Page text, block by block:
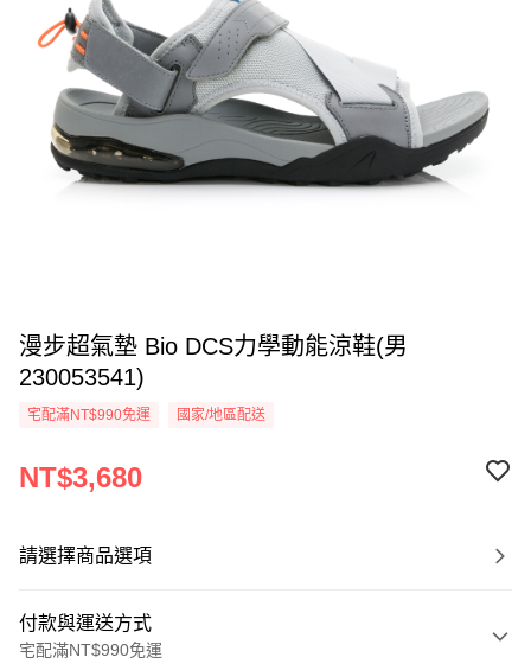
漫步超氣墊 Bio DCS力學動能涼鞋(男
230053541)
宅配滿NT$990免運 國家/地區配送
NT$3,680
請選擇商品選項
付款與運送方式
宅配滿NT$990免運